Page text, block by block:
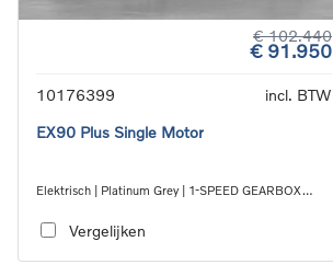
€ 102.440
€ 91.950
10176399
incl. BTW
EX90 Plus Single Motor
Elektrisch | Platinum Grey | 1-SPEED GEARBOX
Vergelijken